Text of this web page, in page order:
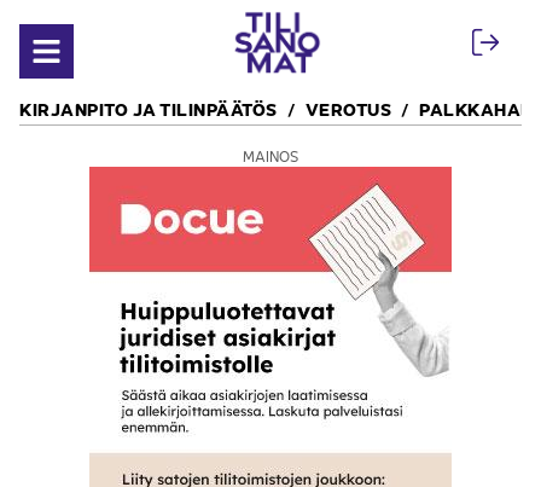
Avaa valikko
KIRJANPITO JA TILINPÄÄTÖS VEROTUS
MAINOS